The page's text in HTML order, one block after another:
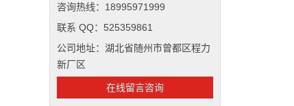
咨询热线：18995971999
联系 QQ：525359861
公司地址：湖北省随州市曾都区程力
新厂区
在线留言咨询